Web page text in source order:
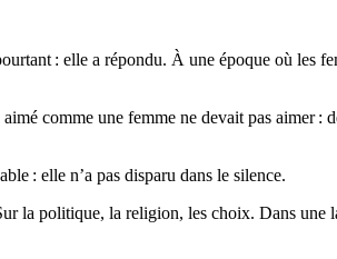
: elle a répondu. À une époque où les
comme une femme ne devait pas aimer :
: elle n’a pas disparu dans le silence.
la politique, la religion, les choix. Dans une